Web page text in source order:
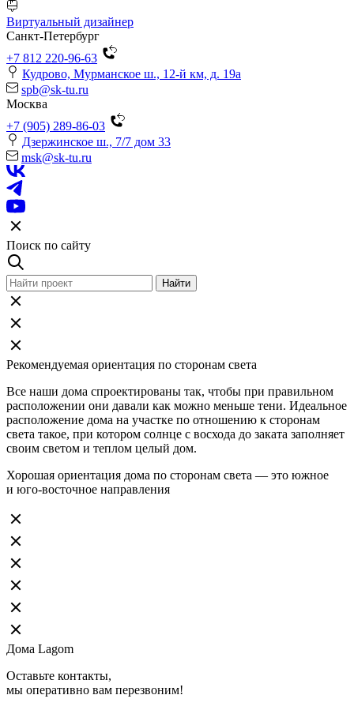
Виртуальный дизайнер
Санкт-Петербург
+7 812 220-96-63
Кудрово, Мурманское ш., 12-й км, д. 19a
spb@sk-tu.ru
Москва
+7 (905) 289-86-03
Дзержинское ш., 7/7 дом 33
msk@sk-tu.ru
Поиск по сайту
Рекомендуемая ориентация по сторонам света
Все наши дома спроектированы так, чтобы при правильном
расположении они давали как можно меньше тени. Идеальное
расположение дома на участке по отношению к сторонам
света такое, при котором солнце с восхода до заката заполняет
своим светом и теплом целый дом.
Хорошая ориентация дома по сторонам света — это южное
и юго-восточное направления
Дома Lagom
Оставьте контакты,
мы оперативно вам перезвоним!